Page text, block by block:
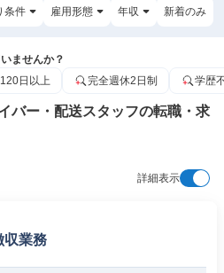
条件 雇用形態 年収 新着のみ
ませんか？
日以上 完全週休2日制 学歴
バー・配送スタッフの転職・求
詳細表示
収業務